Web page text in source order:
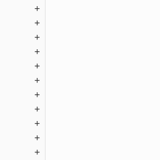
+
+
+
+
+
+
+
+
+
+
+